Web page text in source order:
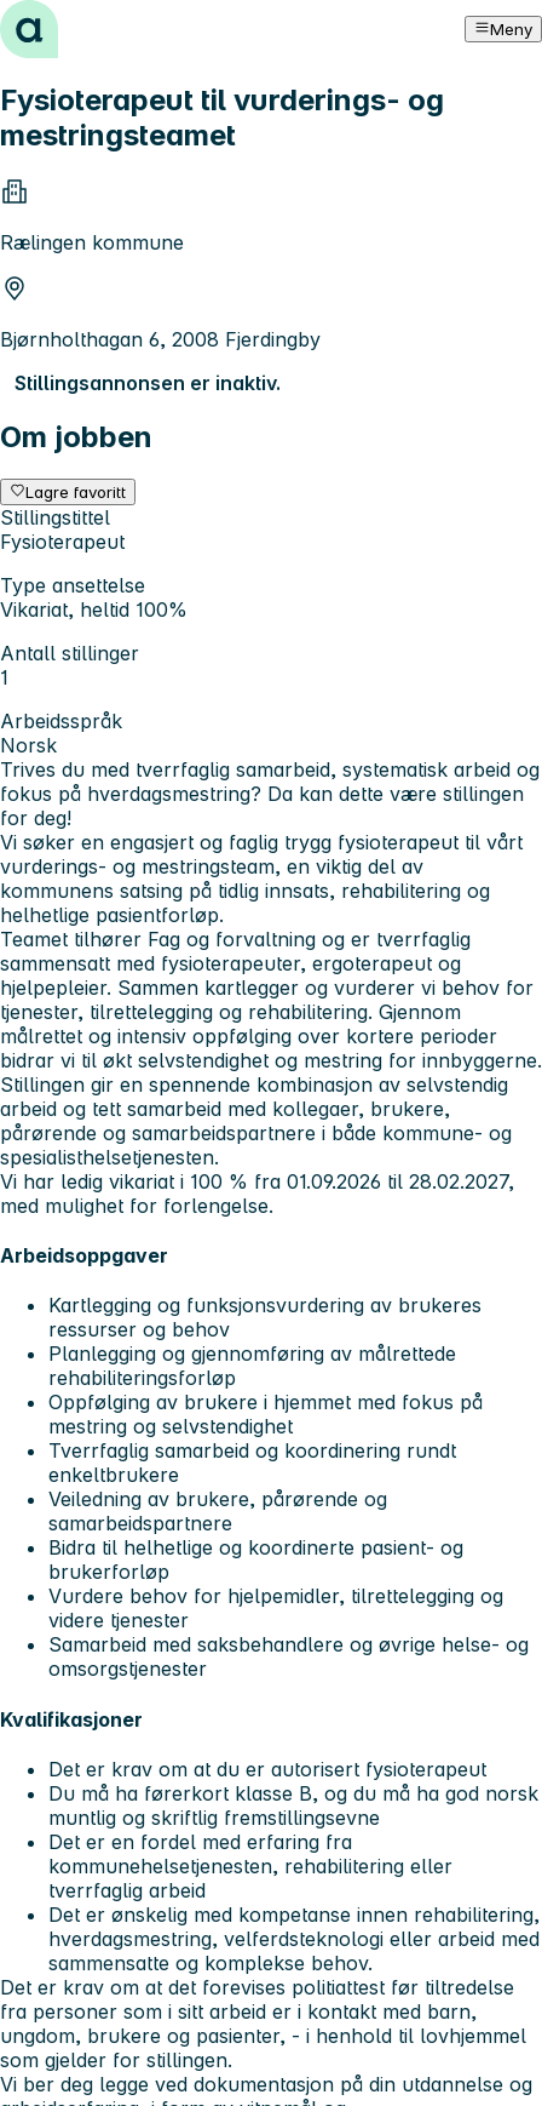
Hopp til innhold Meny
Fysioterapeut til vurderings- og
mestringsteamet
Rælingen kommune
Bjørnholthagan 6, 2008 Fjerdingby
Stillingsannonsen er inaktiv.
Om jobben
Lagre favoritt
Stillingstittel
Fysioterapeut
Type ansettelse
Vikariat, heltid 100%
Antall stillinger
1
Arbeidsspråk
Norsk
Trives du med tverrfaglig samarbeid, systematisk arbeid og
fokus på hverdagsmestring? Da kan dette være stillingen
for deg!
Vi søker en engasjert og faglig trygg fysioterapeut til vårt
vurderings- og mestringsteam, en viktig del av
kommunens satsing på tidlig innsats, rehabilitering og
helhetlige pasientforløp.
Teamet tilhører Fag og forvaltning og er tverrfaglig
sammensatt med fysioterapeuter, ergoterapeut og
hjelpepleier. Sammen kartlegger og vurderer vi behov for
tjenester, tilrettelegging og rehabilitering. Gjennom
målrettet og intensiv oppfølging over kortere perioder
bidrar vi til økt selvstendighet og mestring for innbyggerne.
Stillingen gir en spennende kombinasjon av selvstendig
arbeid og tett samarbeid med kollegaer, brukere,
pårørende og samarbeidspartnere i både kommune- og
spesialisthelsetjenesten.
Vi har ledig vikariat i 100 % fra 01.09.2026 til 28.02.2027,
med mulighet for forlengelse.
Arbeidsoppgaver
Kartlegging og funksjonsvurdering av brukeres
ressurser og behov
Planlegging og gjennomføring av målrettede
rehabiliteringsforløp
Oppfølging av brukere i hjemmet med fokus på
mestring og selvstendighet
Tverrfaglig samarbeid og koordinering rundt
enkeltbrukere
Veiledning av brukere, pårørende og
samarbeidspartnere
Bidra til helhetlige og koordinerte pasient- og
brukerforløp
Vurdere behov for hjelpemidler, tilrettelegging og
videre tjenester
Samarbeid med saksbehandlere og øvrige helse- og
omsorgstjenester
Kvalifikasjoner
Det er krav om at du er autorisert fysioterapeut
Du må ha førerkort klasse B, og du må ha god norsk
muntlig og skriftlig fremstillingsevne
Det er en fordel med erfaring fra
kommunehelsetjenesten, rehabilitering eller
tverrfaglig arbeid
Det er ønskelig med kompetanse innen rehabilitering,
hverdagsmestring, velferdsteknologi eller arbeid med
sammensatte og komplekse behov.
Det er krav om at det forevises politiattest før tiltredelse
fra personer som i sitt arbeid er i kontakt med barn,
ungdom, brukere og pasienter, - i henhold til lovhjemmel
som gjelder for stillingen.
Vi ber deg legge ved dokumentasjon på din utdannelse og